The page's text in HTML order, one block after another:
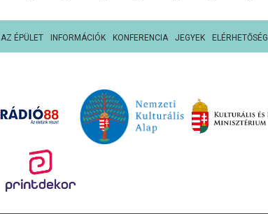
AZ ÉPÜLET INFORMÁCIÓK KONFERENCIA JEGYEK ELÉRHETŐSÉG